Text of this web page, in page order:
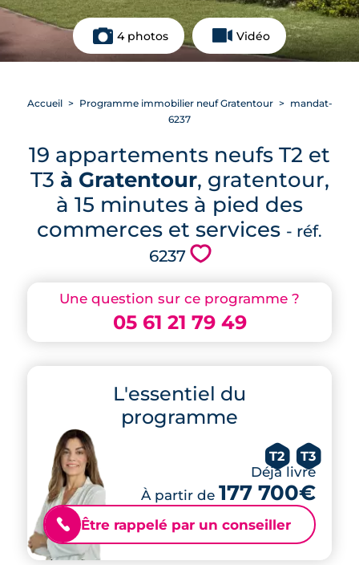
4 photos Vidéo
Une question sur ce programme ?
05 61 21 79 49
L'essentiel du
programme
T2 T3
Déjà livré
À partir de 177 700€
📞 Être rappelé par un conseiller
Accueil Programme immobilier neuf Gratentour
mandat-
6237
19 appartements neufs T2 et
T3 à Gratentour, gratentour,
à 15 minutes à pied des
commerces et services - réf.
6237 💗